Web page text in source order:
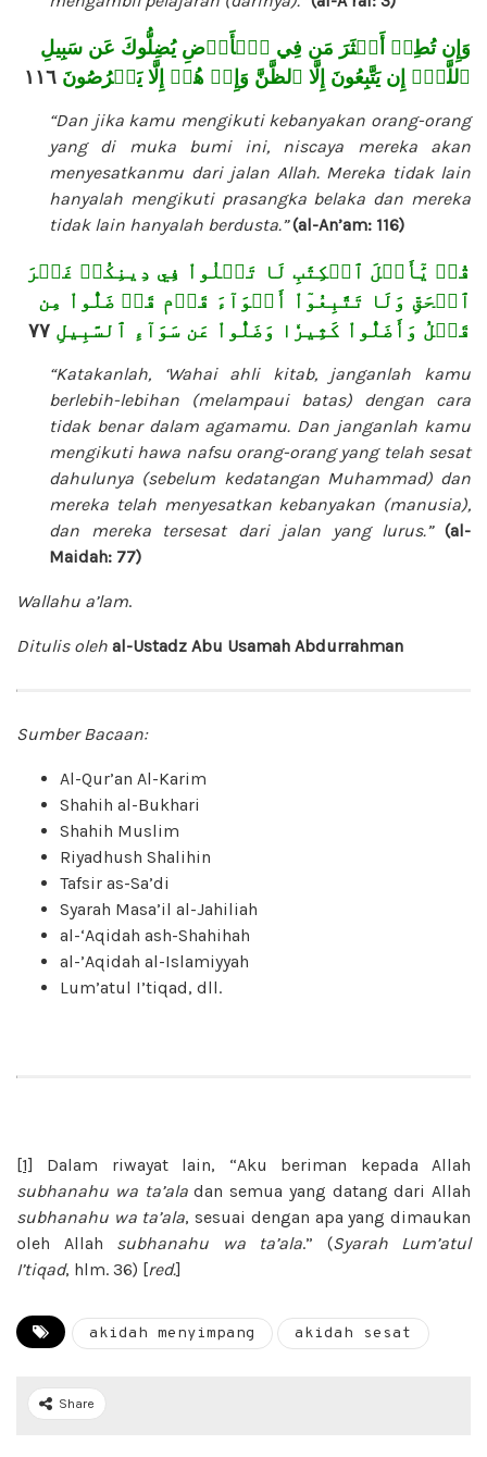
وَإِن تُطِعۡ أَكۡثَرَ مَن فِي ٱلۡأَرۡضِ يُضِلُّوكَ عَن سَبِيلِ
ٱللَّهِۚ إِن يَتَّبِعُونَ إِلَّا ٱلظَّنَّ وَإِنۡ هُمۡ إِلَّا يَخۡرُصُونَ
“Dan jika kamu mengikuti kebanyakan orang-orang
yang di muka bumi ini, niscaya mereka akan
menyesatkanmu dari jalan Allah. Mereka tidak lain
hanyalah mengikuti prasangka belaka dan mereka
tidak lain hanyalah berdusta.” (al-An’am: 116)
قُلۡ يَٰٓأَهۡلَ ٱلۡكِتَٰبِ لَا تَغۡلُواْ فِي دِينِكُمۡ غَيۡرَ
ٱلۡحَقِّ وَلَا تَتَّبِعُوٓاْ أَهۡوَآءَ قَوۡمٖ قَدۡ ضَلُّواْ مِن
قَبۡلُ وَأَضَلُّواْ كَثِيرٗا وَضَلُّواْ عَن سَوَآءِ ٱلسَّبِيلِ
“Katakanlah, ‘Wahai ahli kitab, janganlah kamu
berlebih-lebihan (melampaui batas) dengan cara
tidak benar dalam agamamu. Dan janganlah kamu
mengikuti hawa nafsu orang-orang yang telah sesat
dahulunya (sebelum kedatangan Muhammad) dan
mereka telah menyesatkan kebanyakan (manusia),
dan mereka tersesat dari jalan yang lurus.” (al-
Maidah: 77)
Wallahu a’lam.
Ditulis oleh al-Ustadz Abu Usamah Abdurrahman
Sumber Bacaan:
Al-Qur’an Al-Karim
Shahih al-Bukhari
Shahih Muslim
Riyadhush Shalihin
Tafsir as-Sa’di
Syarah Masa’il al-Jahiliah
al-‘Aqidah ash-Shahihah
al-’Aqidah al-Islamiyyah
Lum’atul I’tiqad, dll.
[1]
Dalam riwayat lain, “Aku beriman kepada Allah
subhanahu wa ta’aladan semua yang datang dari Allah
subhanahu wa ta’ala, sesuai dengan apa yang dimaukan
oleh Allah subhanahu wa ta’ala.” (Syarah Lum’atul
I’tiqad, hlm. 36) [red.]
akidah menyimpang akidah sesat
Share